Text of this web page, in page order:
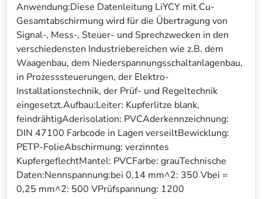
Anwendung:Diese Datenleitung LiYCY mit Cu-
Gesamtabschirmung wird für die Übertragung von
Signal-, Mess-, Steuer- und Sprechzwecken in den
verschiedensten Industriebereichen wie z.B. dem
Waagenbau, dem Niederspannungsschaltanlagenbau,
in Prozesssteuerungen, der Elektro-
Installationstechnik, der Prüf- und Regeltechnik
eingesetzt.Aufbau:Leiter: Kupferlitze blank,
feindrähtigAderisolation: PVCAderkennzeichnung:
DIN 47100 Farbcode in Lagen verseiltBewicklung:
PETP-FolieAbschirmung: verzinntes
KupfergeflechtMantel: PVCFarbe: grauTechnische
Daten:Nennspannung:bei 0,14 mm^2: 350 Vbei =
0,25 mm^2: 500 VPrüfspannung: 1200